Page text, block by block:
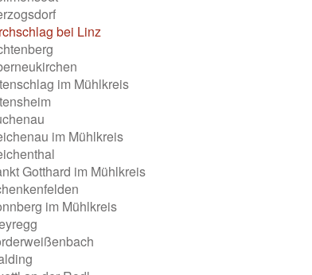
bei Linz
im Mühlkreis(vollständig
im Mühlkreis(vollständig
Gotthard im Mühlkreis
(vollständig
im Mühlkreis(vollständig